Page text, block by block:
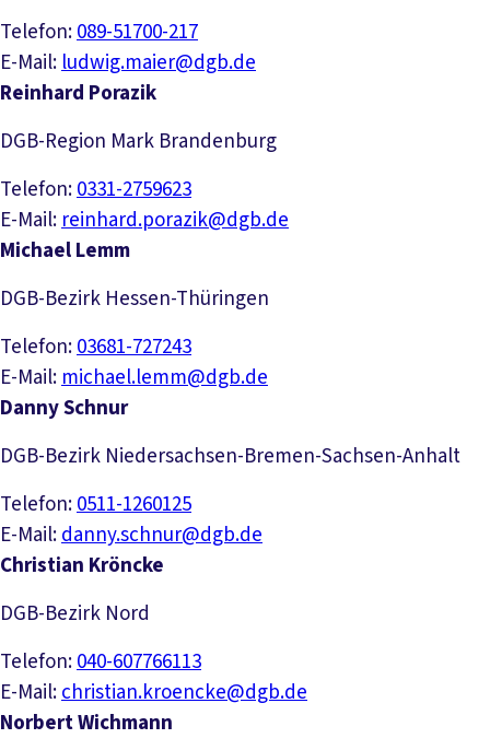
Telefon:089-51700-217
E-Mail:ludwig.maier@dgb.de
Reinhard Porazik
DGB-Region Mark Brandenburg
Telefon:0331-2759623
E-Mail:reinhard.porazik@dgb.de
Michael Lemm
DGB-Bezirk Hessen-Thüringen
Telefon:03681-727243
E-Mail:michael.lemm@dgb.de
Danny Schnur
DGB-Bezirk Niedersachsen-Bremen-Sachsen-Anhalt
Telefon:0511-1260125
E-Mail:danny.schnur@dgb.de
Christian Kröncke
DGB-Bezirk Nord
Telefon:040-607766113
E-Mail:christian.kroencke@dgb.de
Norbert Wichmann